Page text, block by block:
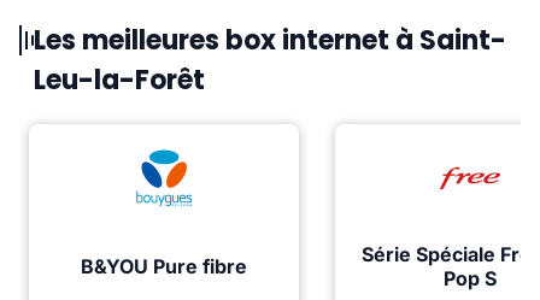
Les meilleures box internet à Saint-
Leu-la-Forêt
B&YOU Pure fibre
Série Spéciale
Pop S